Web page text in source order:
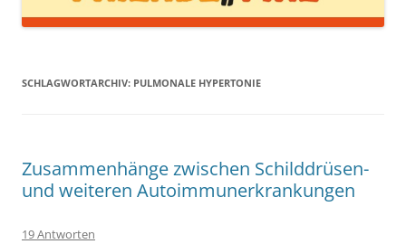
SCHLAGWORTARCHIV: PULMONALE HYPERTONIE
Zusammenhänge zwischen Schilddrüsen-
und weiteren Autoimmunerkrankungen
19 Antworten